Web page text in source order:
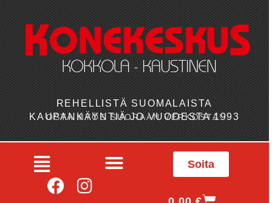
REHELLISTÄ SUOMALAISTA
KAUPANKÄYNTIÄ JO VUODESTA 1993
OSTA MYÖS SUORAAN VERKOSTA!
Soita